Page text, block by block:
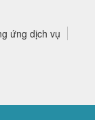
ứng dịch vụ